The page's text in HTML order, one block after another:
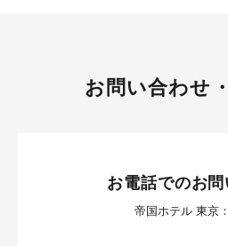
お問い合わせ
お電話でのお
帝国ホテル 東京